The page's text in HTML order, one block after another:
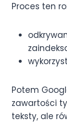
Proces ten
Potem
zawartości
teksty, ale